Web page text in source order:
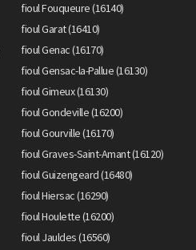
fioul Fouqueure (16140)
fioul Garat (16410)
fioul Genac (16170)
fioul Gensac-la-Pallue (16130)
fioul Gimeux (16130)
fioul Gondeville (16200)
fioul Gourville (16170)
fioul Graves-Saint-Amant (16120)
fioul Guizengeard (16480)
fioul Hiersac (16290)
fioul Houlette (16200)
fioul Jauldes (16560)